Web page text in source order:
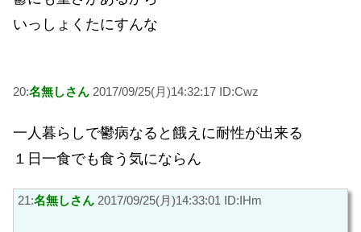
いっしょくたにすんな
20:名無しさん 2017/09/25(月)14:32:17 ID:Cwz
一人暮らしで鬱病なると餓えに耐性が出来る
１日一食でも食う気にならん
21:名無しさん 2017/09/25(月)14:33:01 ID:IHm